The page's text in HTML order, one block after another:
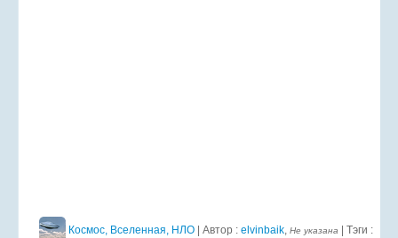
Космос, Вселенная, НЛО | Автор : elvinbaik, Не указана | Тэги :